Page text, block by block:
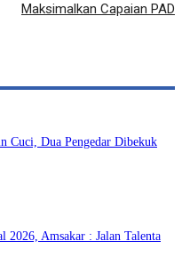
Maksimalkan Capaian PAD
Cuci, Dua Pengedar Dibekuk
2026, Amsakar : Jalan Talenta